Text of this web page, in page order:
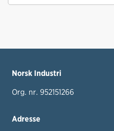
Norsk Industri
Org. nr. 952151266
Adresse